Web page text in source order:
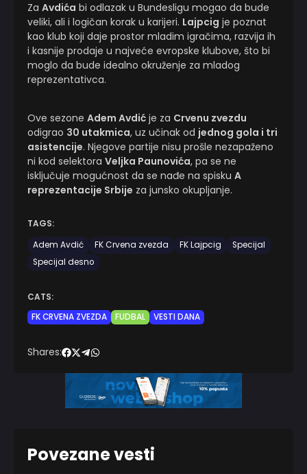
Za Avdića bi odlazak u Bundesligu mogao da bude
veliki, ali i logičan korak u karijeri. Lajpcig je poznat
kao klub koji daje prostor mladim igračima, razvija ih
i kasnije prodaje u najveće evropske klubove, što bi
moglo da bude idealno okruženje za mladog
reprezentativca.
Ove sezone Adem Avdić je za Crvenu zvezdu
odigrao 30 utakmica, uz učinak od jednog gola i tri
asistencije. Njegove partije nisu prošle nezapaženo
ni kod selektora Veljka Paunovića, pa se ne
isključuje mogućnost da se nađe na spisku A
reprezentacije Srbije za junsko okupljanje.
TAGS:
Adem Avdić
FK Crvena zvezda FK Lajpcig
Specijal
Specijal desno
CATS:
FK CRVENA ZVEZDA
FUDBAL VESTI DANA
Shares:
Povezane vesti